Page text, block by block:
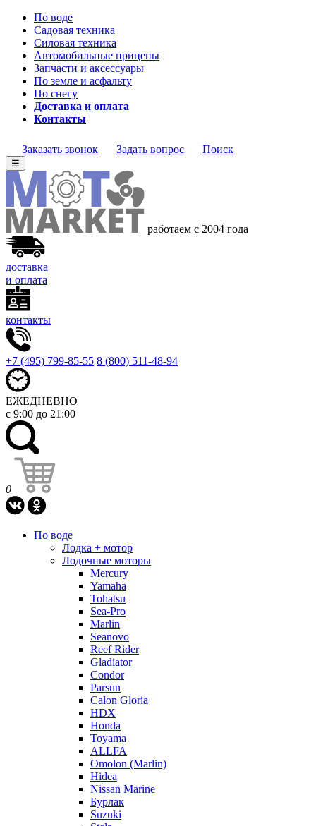
По воде
Садовая техника
Силовая техника
Автомобильные прицепы
Запчасти и аксессуары
По земле и асфальту
По снегу
Доставка и оплата
Контакты
Заказать звонок Задать вопрос Поиск
☰
работаем с 2004 года
доставка
и оплата
контакты
+7 (495) 799-85-55 8 (800) 511-48-94
ЕЖЕДНЕВНО
с 9:00 до 21:00
0
По воде
Лодка + мотор
Лодочные моторы
Mercury
Yamaha
Tohatsu
Sea-Pro
Marlin
Seanovo
Reef Rider
Gladiator
Condor
Parsun
Calon Gloria
HDX
Honda
Toyama
ALLFA
Omolon (Marlin)
Hidea
Nissan Marine
Бурлак
Suzuki